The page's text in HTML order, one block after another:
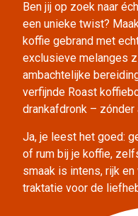
Ben jij op zoek naar
een unieke twist?
koffie gebrand met
exclusieve melanges
ambachtelijke
verfijnde Roast
drankafdronk – zónder
Ja, je leest het goed:
of rum bij je koffie,
smaak is intens, rijk
traktatie voor de